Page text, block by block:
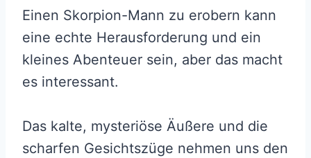
Einen Skorpion-Mann zu erobern kann
eine echte Herausforderung und ein
kleines Abenteuer sein, aber das macht
es interessant.
Das kalte, mysteriöse Äußere und die
scharfen Gesichtszüge nehmen uns den